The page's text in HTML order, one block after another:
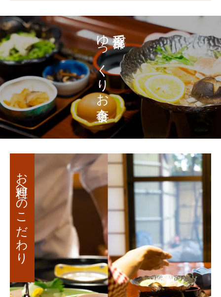
部屋食で
ゆっくりお食事を。
お料理へのこだわり